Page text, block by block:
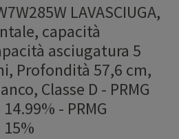
LAVASCIUGA,
capacità
asciugatura 5
Profondità 57,6 cm,
Classe D - PRMG
14.99% - PRMG
15%